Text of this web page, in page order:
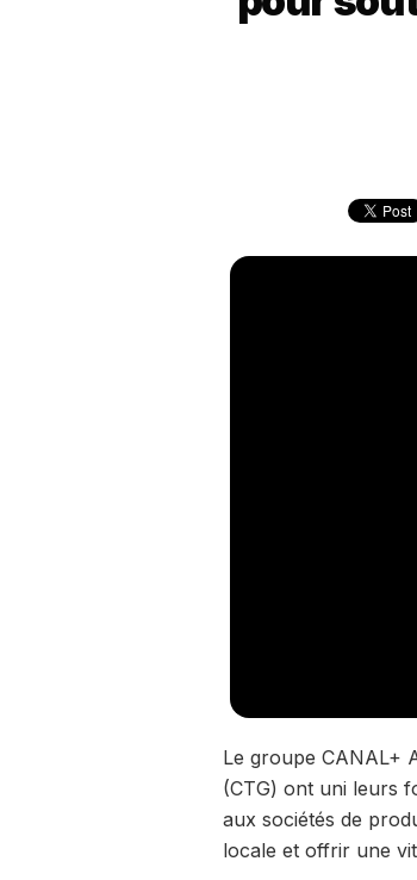
Le groupe CANAL+
(CTG) ont uni leurs
aux sociétés de
locale et offrir une